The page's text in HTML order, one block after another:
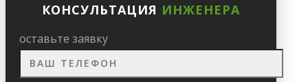
КОНСУЛЬТАЦИЯ ИНЖЕНЕРА
оставьте заявку